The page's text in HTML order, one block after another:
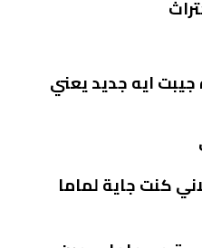
جيبت ايه جديد يعني
كنت جاية لماما